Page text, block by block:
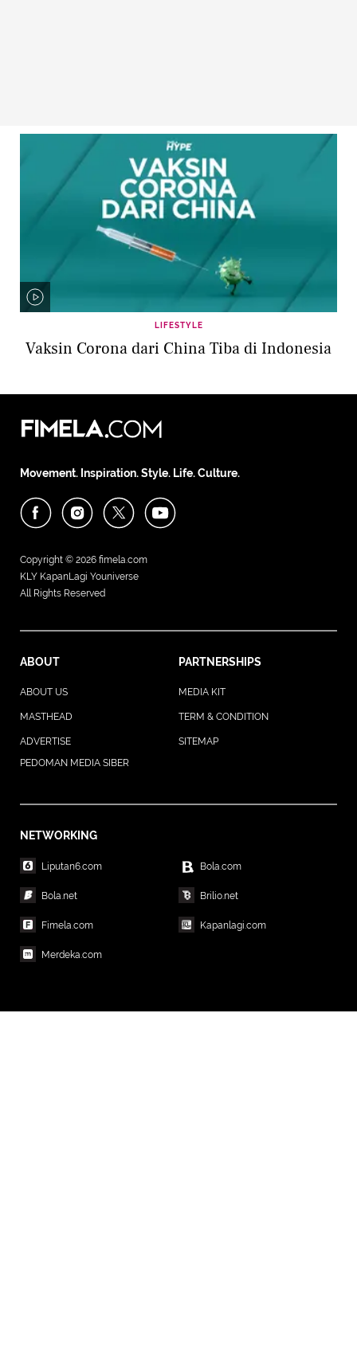
LIFESTYLE
Vaksin Corona dari China Tiba di Indonesia
Movement. Inspiration. Style. Life. Culture.
Copyright © 2026 fimela.com
KLY KapanLagi Youniverse
All Rights Reserved
ABOUT PARTNERSHIPS
ABOUT US MEDIA KIT
MASTHEAD TERM & CONDITION
ADVERTISE
SITEMAP
PEDOMAN MEDIA SIBER
NETWORKING
Liputan6.com Bola.com
Bola.net Brilio.net
Fimela.com Kapanlagi.com
Merdeka.com